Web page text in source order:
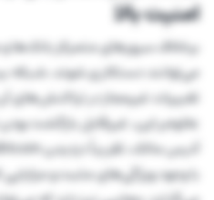
امنیت بالا
برخلاف سرور‌های متمرکز
می‌توانند دستکاری شوند، شبکه
تغییرات غیرمجاز در تراکنش‌های
علاوه‌بر این، غیرقابل بازگشت
آدرس مالک، تقریباً دزدیدن Bitcoinها را غیرممکن می‌سازد.
با وجود ویژگی‌های مثبت و